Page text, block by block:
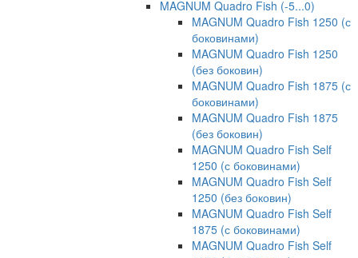
MAGNUM Quadro Fish (-5...0)
MAGNUM Quadro Fish 1250 (с
боковинами)
MAGNUM Quadro Fish 1250
(без боковин)
MAGNUM Quadro Fish 1875 (с
боковинами)
MAGNUM Quadro Fish 1875
(без боковин)
MAGNUM Quadro Fish Self
1250 (с боковинами)
MAGNUM Quadro Fish Self
1250 (без боковин)
MAGNUM Quadro Fish Self
1875 (с боковинами)
MAGNUM Quadro Fish Self